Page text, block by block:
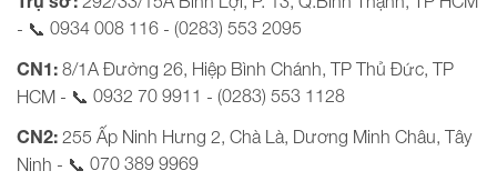
- 📞 0934 008 116 - (0283) 553 2095
CN1: 8/1A Đường 26, Hiệp Bình Chánh, TP Thủ Đức, TP
HCM - 📞 0932 70 9911 - (0283) 553 1128
CN2: 255 Ấp Ninh Hưng 2, Chà Là, Dương Minh Châu, Tây
Ninh - 📞 070 389 9969